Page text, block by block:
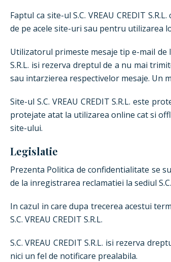
Faptul ca site-ul S.C. VREAU CREDIT
de pe acele site-uri sau pentru utilizarea
Utilizatorul primeste mesaje tip e-mail de
S.R.L. isi rezerva dreptul de a nu mai
sau intarzierea respectivelor mesaje. Un
Site-ul S.C. VREAU CREDIT S.R.L. este
protejate atat la utilizarea online cat si
site-ului.
Legislatie
Prezenta Politica de confidentialitate se
de la inregistrarea reclamatiei la sediul S.C.
In cazul in care dupa trecerea acestui
S.C. VREAU CREDIT S.R.L.
S.C. VREAU CREDIT S.R.L. isi rezerva
nici un fel de notificare prealabila.